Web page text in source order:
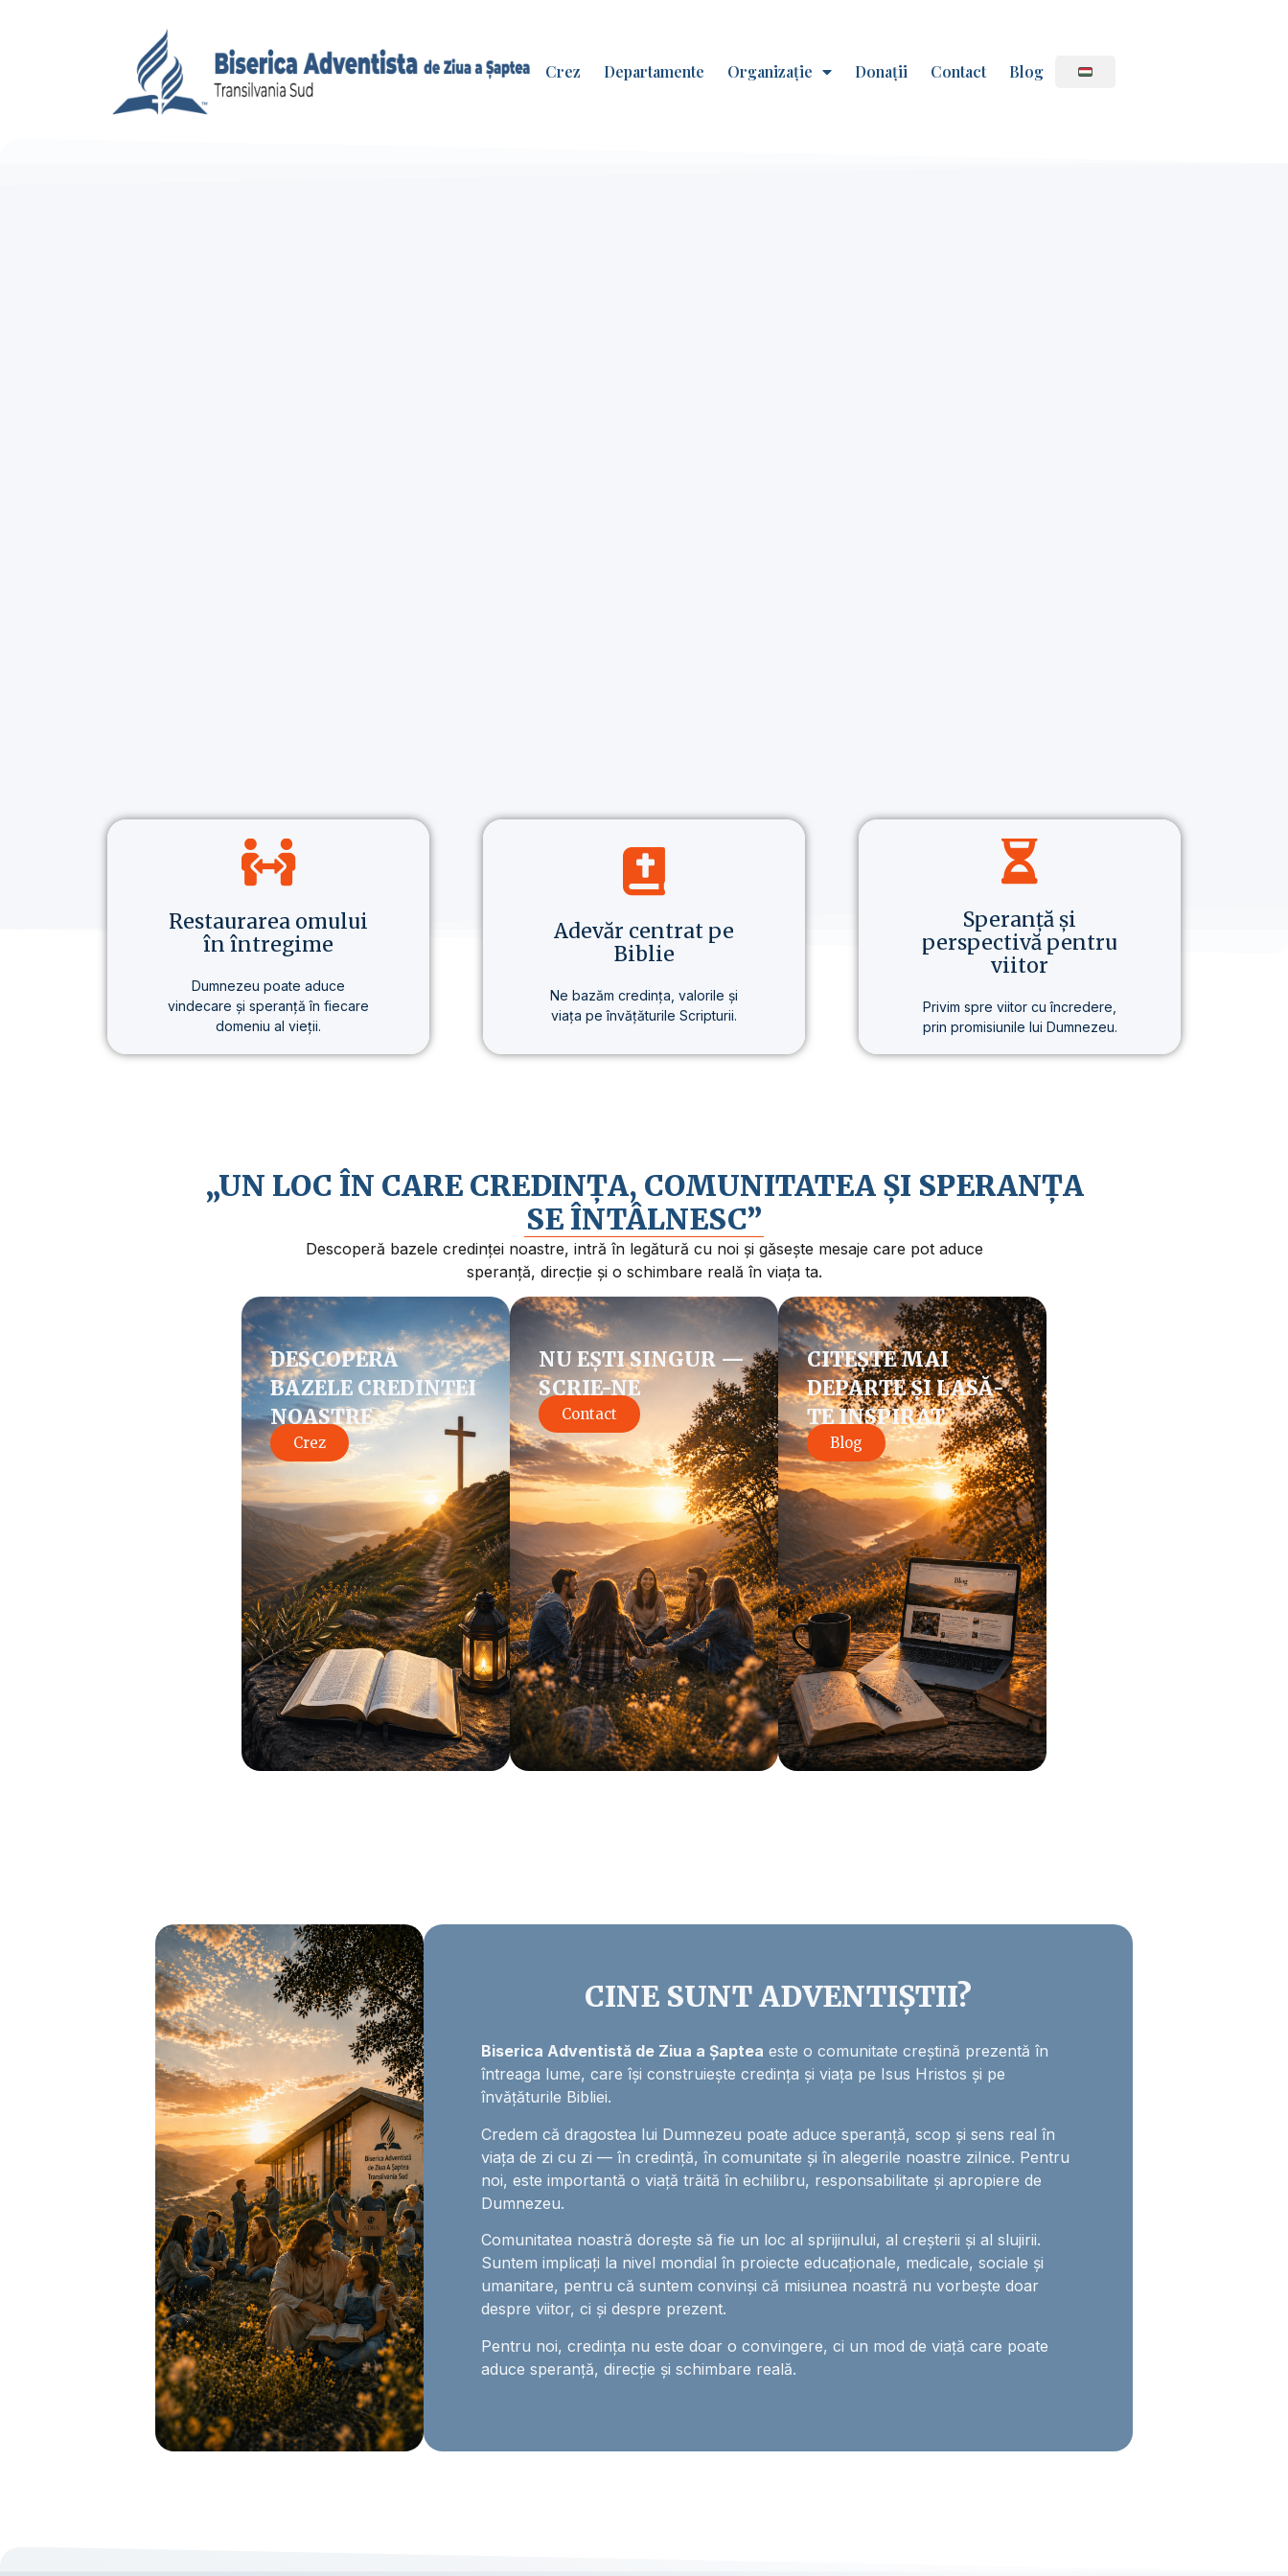
Crez Departamente Organizație Donații Contact Blog
Restaurarea omului
în întregime
Dumnezeu poate aduce
vindecare și speranță în fiecare
domeniu al vieții.
vieții.
Adevăr centrat pe
Biblie
Ne bazăm credința, valorile și
viața pe învățăturile Scripturii.
Speranță și
perspectivă pentru
viitor
Privim spre viitor cu încredere,
prin promisiunile lui Dumnezeu.
„UN LOC ÎN CARE CREDINȚA, COMUNITATEA ȘI SPERANȚA
SE ÎNTÂLNESC”
Descoperă bazele credinței noastre, intră în legătură cu noi și găsește mesaje care pot aduce
speranță, direcție și o schimbare reală în viața ta.
DESCOPERĂ
BAZELE CREDINȚEI
NOASTRE
Crez
NU EȘTI SINGUR —
SCRIE-NE
Contact
CITEȘTE MAI
DEPARTE ȘI LASĂ-
TE INSPIRAT
Blog
CINE SUNT ADVENTIȘTII?
Biserica Adventistă de Ziua a Șaptea este o comunitate creștină prezentă în
întreaga lume, care își construiește credința și viața pe Isus Hristos și pe
învățăturile Bibliei.
Credem că dragostea lui Dumnezeu poate aduce speranță, scop și sens real în
viața de zi cu zi — în credință, în comunitate și în alegerile noastre zilnice. Pentru
noi, este importantă o viață trăită în echilibru, responsabilitate și apropiere de
Dumnezeu.
Comunitatea noastră dorește să fie un loc al sprijinului, al creșterii și al slujirii.
Suntem implicați la nivel mondial în proiecte educaționale, medicale, sociale și
umanitare, pentru că suntem convinși că misiunea noastră nu vorbește doar
despre viitor, ci și despre prezent.
Pentru noi, credința nu este doar o convingere, ci un mod de viață care poate
aduce speranță, direcție și schimbare reală.